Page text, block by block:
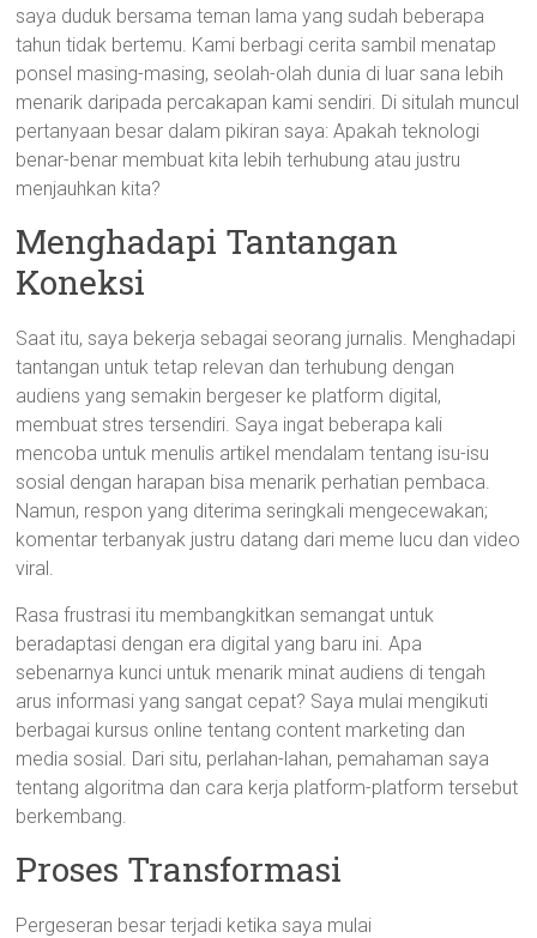
saya duduk bersama teman lama yang sudah beberapa
tahun tidak bertemu. Kami berbagi cerita sambil menatap
ponsel masing-masing, seolah-olah dunia di luar sana lebih
menarik daripada percakapan kami sendiri. Di situlah muncul
pertanyaan besar dalam pikiran saya: Apakah teknologi
benar-benar membuat kita lebih terhubung atau justru
menjauhkan kita?
Menghadapi Tantangan
Koneksi
Saat itu, saya bekerja sebagai seorang jurnalis. Menghadapi
tantangan untuk tetap relevan dan terhubung dengan
audiens yang semakin bergeser ke platform digital,
membuat stres tersendiri. Saya ingat beberapa kali
mencoba untuk menulis artikel mendalam tentang isu-isu
sosial dengan harapan bisa menarik perhatian pembaca.
Namun, respon yang diterima seringkali mengecewakan;
komentar terbanyak justru datang dari meme lucu dan video
viral.
Rasa frustrasi itu membangkitkan semangat untuk
beradaptasi dengan era digital yang baru ini. Apa
sebenarnya kunci untuk menarik minat audiens di tengah
arus informasi yang sangat cepat? Saya mulai mengikuti
berbagai kursus online tentang content marketing dan
media sosial. Dari situ, perlahan-lahan, pemahaman saya
tentang algoritma dan cara kerja platform-platform tersebut
berkembang.
Proses Transformasi
Pergeseran besar terjadi ketika saya mulai